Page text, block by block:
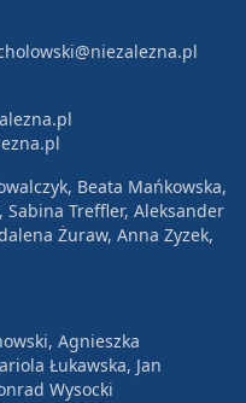
Beata Mańkowska,
Sabina Treffler, Aleksander
Żuraw, Anna Zyzek,
Agnieszka
Łukawska, Jan
Wysocki